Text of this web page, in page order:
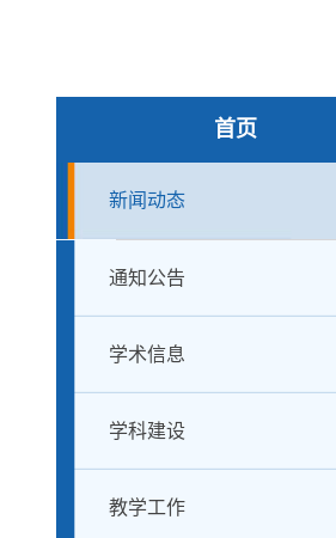
首页
新闻动态
通知公告
学术信息
学科建设
教学工作